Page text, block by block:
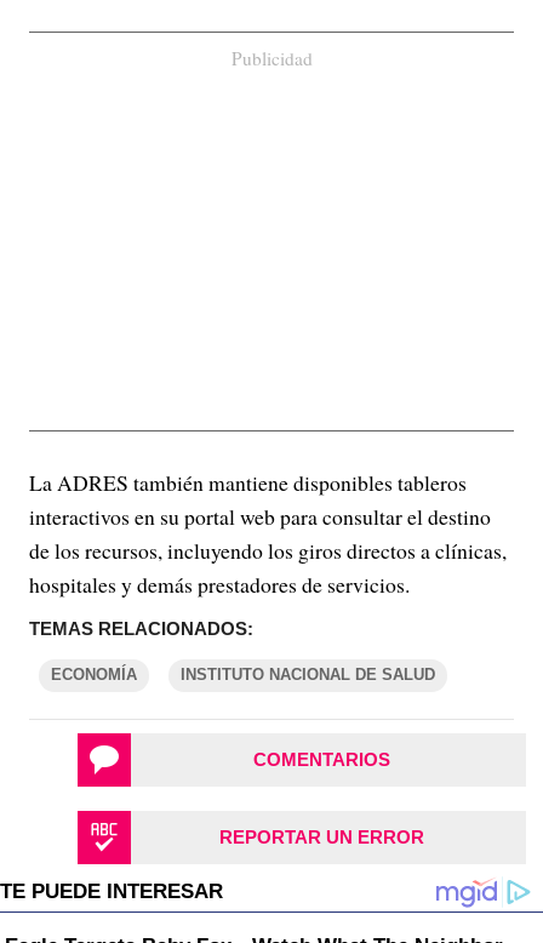
Publicidad
La ADRES también mantiene disponibles tableros
interactivos en su portal web para consultar el destino
de los recursos, incluyendo los giros directos a clínicas,
hospitales y demás prestadores de servicios.
TEMAS RELACIONADOS:
ECONOMÍA INSTITUTO NACIONAL DE SALUD
COMENTARIOS
REPORTAR UN ERROR